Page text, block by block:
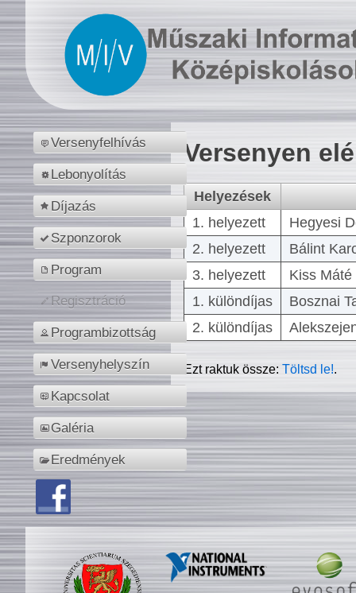
Versenyfelhívás
Lebonyolítás
Díjazás
Szponzorok
Program
Regisztráció
Programbizottság
Versenyhelyszín
Kapcsolat
Galéria
Eredmények
Versenyen
Helyezések
1. helyezett
Hegyesi
2. helyezett
Bálint
3. helyezett
Kiss
1. különdíjas
Bosznai
2. különdíjas
Ezt raktuk össze:Töltsd le!.